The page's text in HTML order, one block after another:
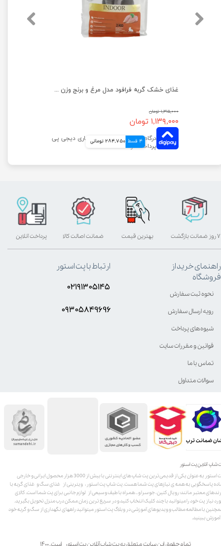
غذای خشک گربه فرافود مدل مرغ و برنج وزن 2 کیلوگرم
۱,۳۱۵,۰۰۰ تومان
۱,۱۳۹,۰۰۰ تومان
4 قسط 284,750 تومانی
شاپ آنلاین پت استور
پت استور به عنوان یکی از قدیمی‌ترین پت شاپ های اینترنتی با بیش از 3000 هزار محصول ایرانی و خارجی
پاسخگویی به همه ی نیازهای پت شما هست. پت شاپ پت استور، ویترینی از غذای سگ و غذای گربه با
معتبر مانند: رویال کنین، جوسرا و .. همراه با طیف وسیعی از لوازم جانبی برای پت شما است. کالای
نیاز پت خود را میتوانید با چند کلیک انتخاب کنید و در سریع ترین زمان ممکن درب منزل تحویل بگیرید.
با مطالعه مطالب و ویدیوهای آموزشی در وبلاگ پت استور میتوانید راههای نگهداری از سگ و گربه خود
آموزش ببینید.
ضمانت ترب
بهترین قیمت پرداخت آنلاین ۷ روز ضمانت بازگشت ضمانت اصالت کالا
راهنمای خرید از
فروشگاه
نحوه ثبت سفارش
رویه ارسال سفارش
شیوه‌های پرداخت
قوانین و مقررات سایت
تماس با ما
سوالات متداول
ارتباط با پت استور
۰۲۱۹۱۳۰۵۱۴۵
۰۹۳۰۵8۴9696